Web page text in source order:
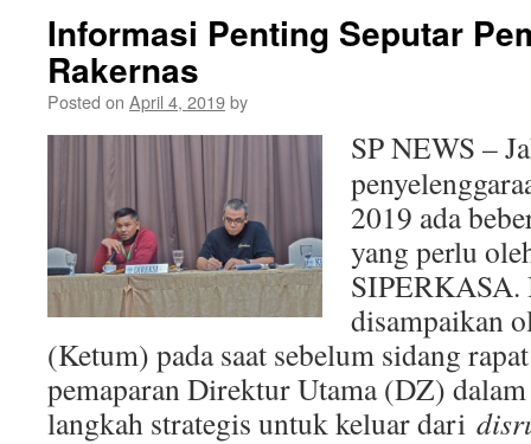
Informasi Penting Seputar
Rakernas
Posted on April 4, 2019by
SP NEWS –
2019 ada
yang perlu
SIPERKASA.
disampaikan
(Ketum) pada saat sebelum sidang
pemaparan Direktur Utama (DZ)
langkah strategis untuk keluar dari